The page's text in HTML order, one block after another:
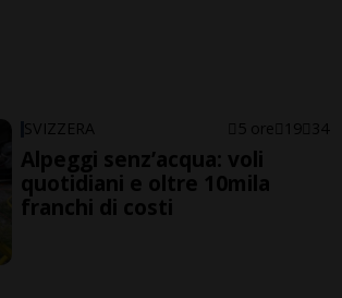
SVIZZERA 5 ore 19 34
Alpeggi senz’acqua: voli
quotidiani e oltre 10mila
franchi di costi